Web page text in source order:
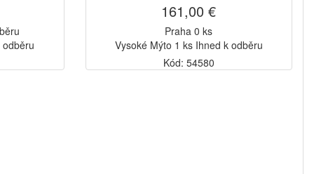
161,00 €
Praha 0 ks
Vysoké Mýto 1 ks Ihned k odběru
Kód: 54580